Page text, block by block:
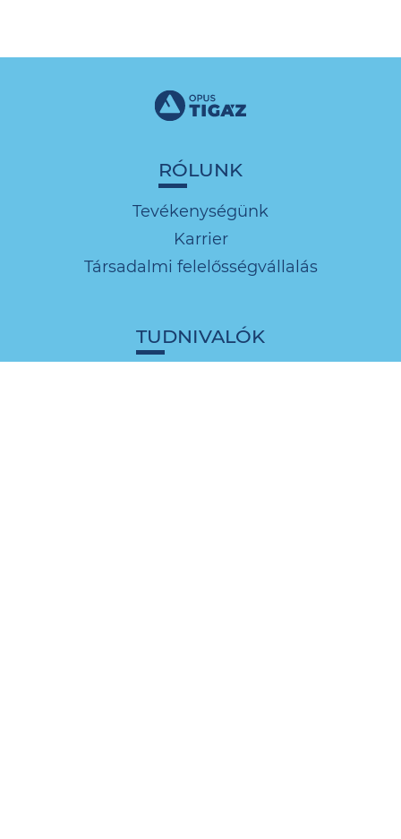
RÓLUNK
Tevékenységünk
Karrier
Társadalmi felelősségvállalás
TUDNIVALÓK